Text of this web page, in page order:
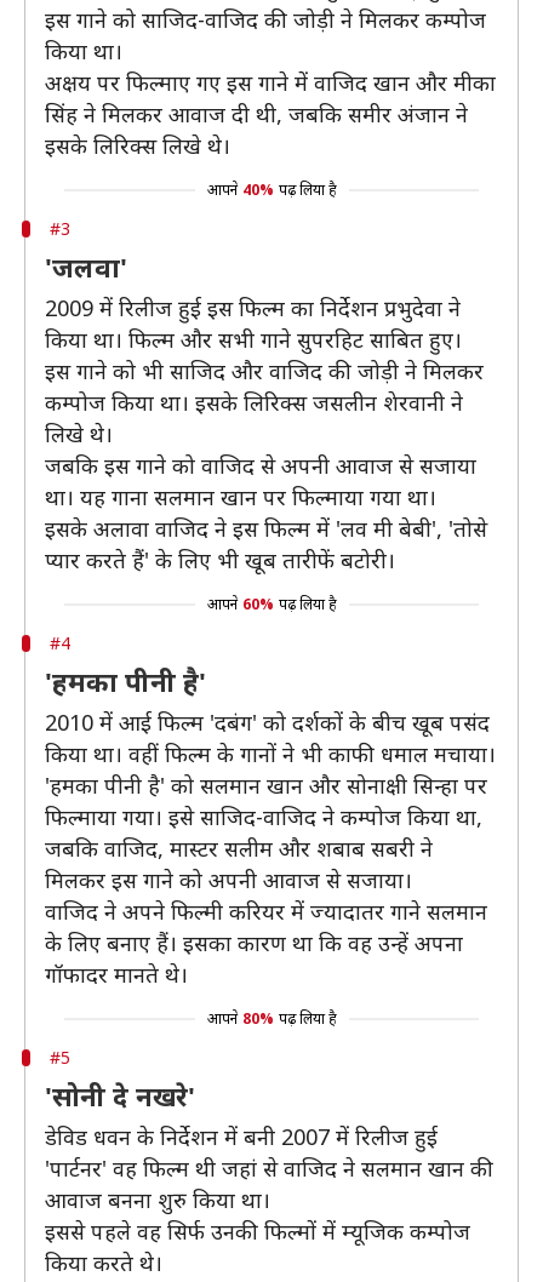
इस गाने को साजिद-वाजिद की जोड़ी ने मिलकर कम्पोज
किया था।
अक्षय पर फिल्माए गए इस गाने में वाजिद खान और मीका
सिंह ने मिलकर आवाज दी थी, जबकि समीर अंजान ने
इसके लिरिक्स लिखे थे।
आपने 40% पढ़ लिया है
#3
'जलवा'
2009 में रिलीज हुई इस फिल्म का निर्देशन प्रभुदेवा ने
किया था। फिल्म और सभी गाने सुपरहिट साबित हुए।
इस गाने को भी साजिद और वाजिद की जोड़ी ने मिलकर
कम्पोज किया था। इसके लिरिक्स जसलीन शेरवानी ने
लिखे थे।
जबकि इस गाने को वाजिद से अपनी आवाज से सजाया
था। यह गाना सलमान खान पर फिल्माया गया था।
इसके अलावा वाजिद ने इस फिल्म में 'लव मी बेबी', 'तोसे
प्यार करते हैं' के लिए भी खूब तारीफें बटोरी।
आपने 60% पढ़ लिया है
#4
'हमका पीनी है'
2010 में आई फिल्म 'दबंग' को दर्शकों के बीच खूब पसंद
किया था। वहीं फिल्म के गानों ने भी काफी धमाल मचाया।
'हमका पीनी है' को सलमान खान और सोनाक्षी सिन्हा पर
फिल्माया गया। इसे साजिद-वाजिद ने कम्पोज किया था,
जबकि वाजिद, मास्टर सलीम और शबाब सबरी ने
मिलकर इस गाने को अपनी आवाज से सजाया।
वाजिद ने अपने फिल्मी करियर में ज्यादातर गाने सलमान
के लिए बनाए हैं। इसका कारण था कि वह उन्हें अपना
गॉफादर मानते थे।
आपने 80% पढ़ लिया है
#5
'सोनी दे नखरे'
डेविड धवन के निर्देशन में बनी 2007 में रिलीज हुई
'पार्टनर' वह फिल्म थी जहां से वाजिद ने सलमान खान की
आवाज बनना शुरु किया था।
इससे पहले वह सिर्फ उनकी फिल्मों में म्यूजिक कम्पोज
किया करते थे।